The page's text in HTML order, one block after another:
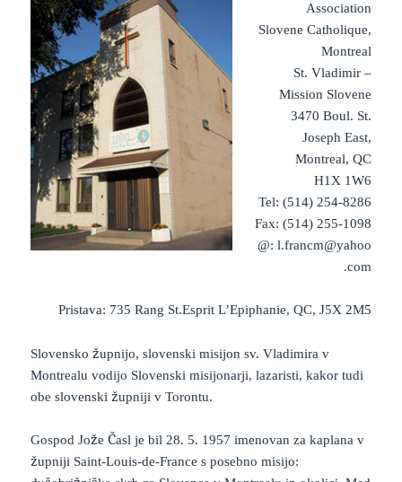
Association
Slovene Catholique,
Montreal
St. Vladimir –
Mission Slovene
3470 Boul. St.
Joseph East,
Montreal, QC
H1X 1W6
Tel: (514) 254-8286
Fax: (514) 255-1098
@: l.francm@yahoo
.com
Pristava: 735 Rang St.Esprit L’Epiphanie, QC, J5X 2M5
keto supplement pills
Slovensko župnijo, slovenski misijon sv. Vladimira v
Montrealu vodijo Slovenski misijonarji, lazaristi, kakor tudi
obe slovenski župniji v Torontu.
Gospod Jože Časl je bil 28. 5. 1957 imenovan za kaplana v
župniji Saint-Louis-de-France s posebno misijo: